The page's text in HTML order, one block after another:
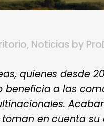
, Noticias by
quienes desde
a las
en cuenta